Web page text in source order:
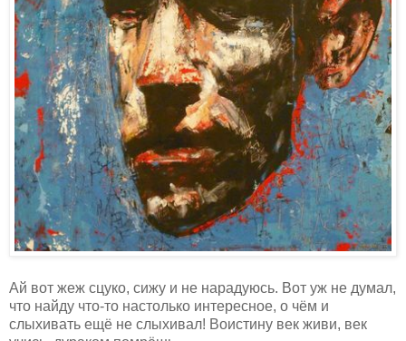
Ай вот жеж сцуко, сижу и не нарадуюсь. Вот уж не думал,
что найду что-то настолько интересное, о чём и
слыхивать ещё не слыхивал! Воистину век живи, век